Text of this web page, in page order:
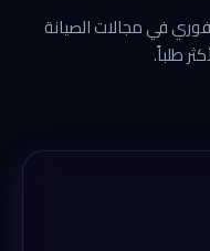
في مجالات الصيانة
طلباً.